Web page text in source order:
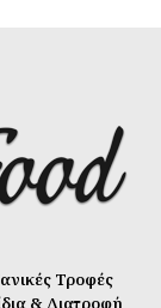
Τροφές
& Διατροφή